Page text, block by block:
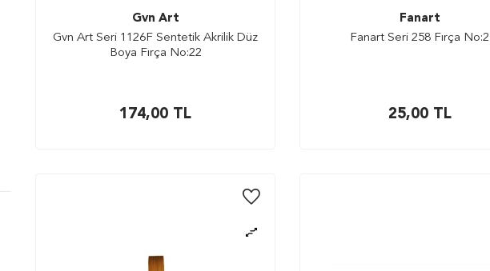
Gvn Art
Gvn Art Seri 1126F Sentetik Akrilik Düz
Boya Fırça No:22
174,00 TL
Fanart
Fanart Seri 258 Fırça No:2
25,00TL